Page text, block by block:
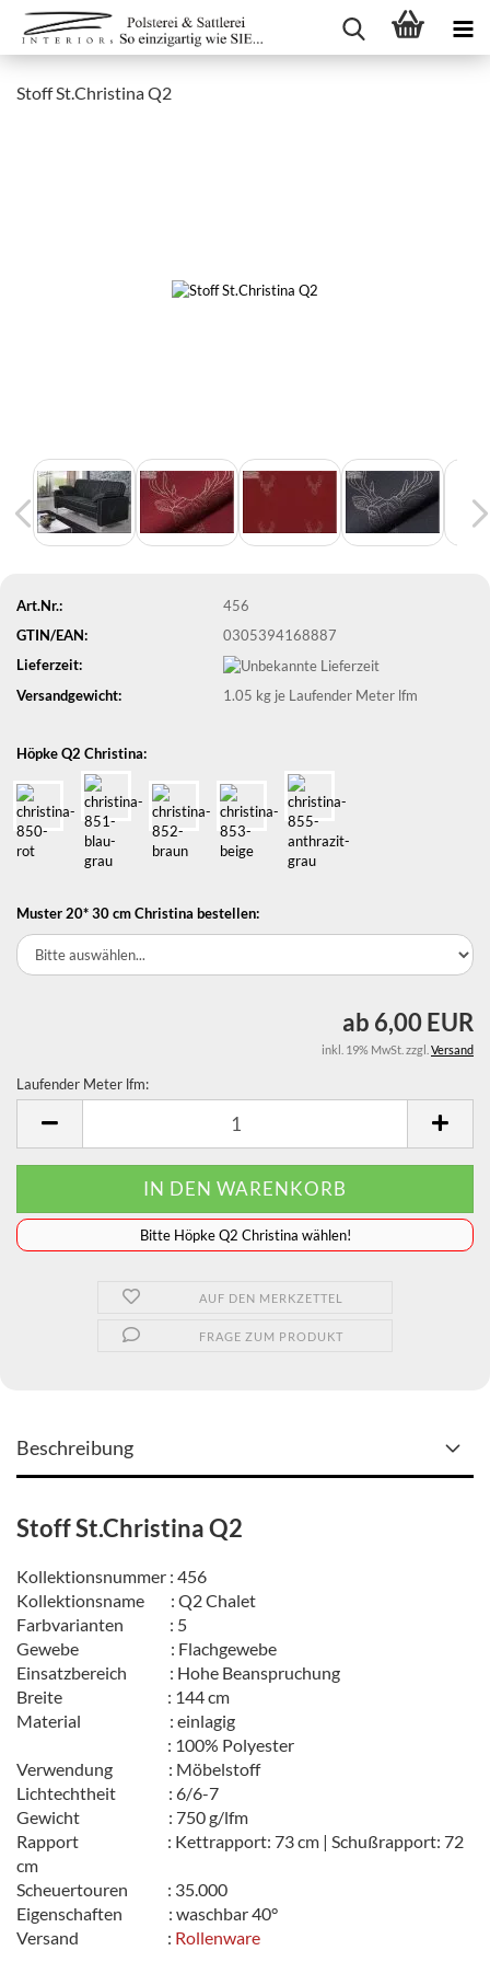
Stoff St.Christina Q2
Art.Nr.:
456
GTIN/EAN:
0305394168887
Lieferzeit:
Versandgewicht:
1.05 kg je Laufender Meter lfm
Höpke Q2 Christina:
Muster 20* 30 cm Christina bestellen:
ab 6,00 EUR
inkl. 19% MwSt. zzgl. Versand
Laufender Meter lfm:
Meter
lfm
️️️️️Bitte Höpke Q2 Christina wählen!
AUF DEN MERKZETTEL
FRAGE ZUM PRODUKT
Beschreibung
Stoff St.Christina Q2
Kollektionsnummer : 456
Kollektionsname : Q2 Chalet
Farbvarianten : 5
Gewebe : Flachgewebe
Einsatzbereich : Hohe Beanspruchung
Breite : 144 cm
Material : einlagig
: 100% Polyester
Verwendung : Möbelstoff
Lichtechtheit : 6/6-7
Gewicht : 750 g/lfm
Rapport : Kettrapport: 73 cm | Schußrapport: 72
cm
Scheuertouren : 35.000
Eigenschaften : waschbar 40°
Versand : Rollenware